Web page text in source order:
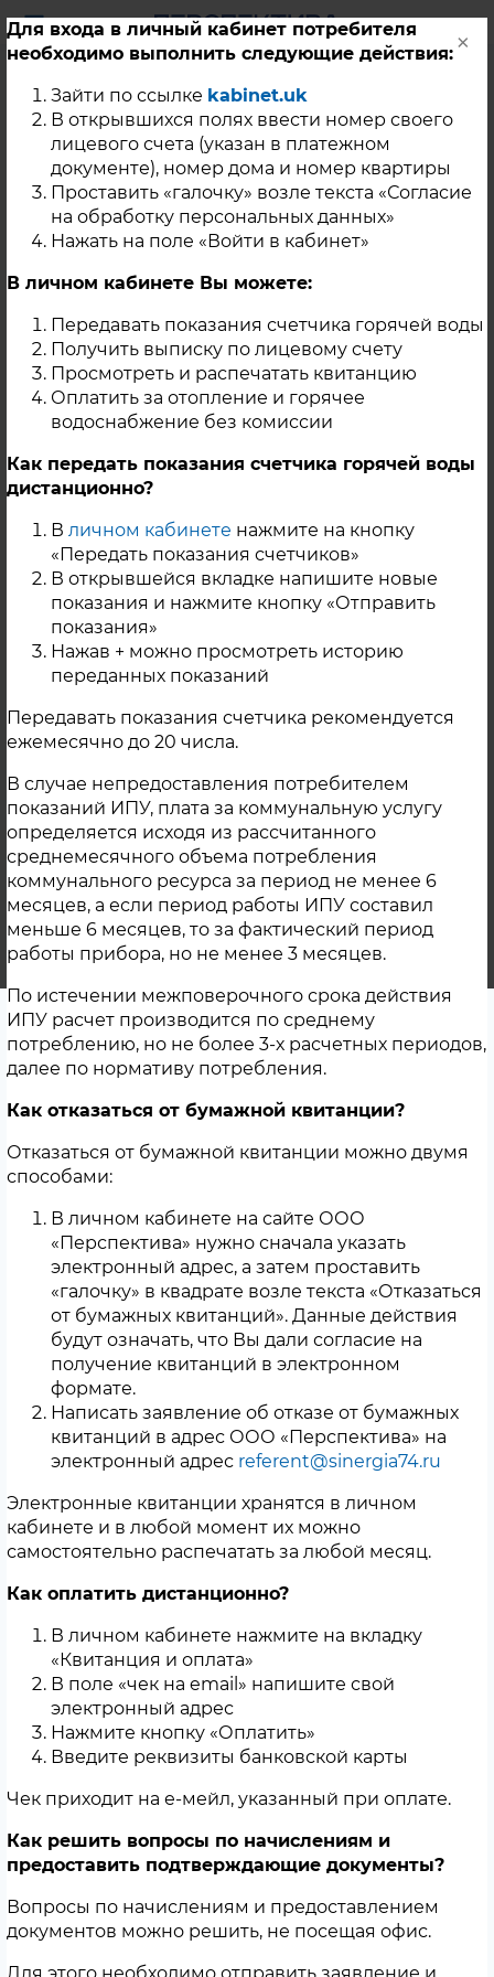
Для входа в личный кабинет потребителя
необходимо выполнить следующие действия:
Зайти по ссылке kabinet.uk
В открывшихся полях ввести номер своего
лицевого счета (указан в платежном
документе), номер дома и номер квартиры
Проставить «галочку» возле текста «Согласие
на обработку персональных данных»
Нажать на поле «Войти в кабинет»
В личном кабинете Вы можете:
Передавать показания счетчика горячей воды
Получить выписку по лицевому счету
Просмотреть и распечатать квитанцию
Оплатить за отопление и горячее
водоснабжение без комиссии
Как передать показания счетчика горячей воды
дистанционно?
В личном кабинете нажмите на кнопку
«Передать показания счетчиков»
В открывшейся вкладке напишите новые
показания и нажмите кнопку «Отправить
показания»
Нажав + можно просмотреть историю
переданных показаний
Передавать показания счетчика рекомендуется
ежемесячно до 20 числа.
В случае непредоставления потребителем
показаний ИПУ, плата за коммунальную услугу
определяется исходя из рассчитанного
среднемесячного объема потребления
коммунального ресурса за период не менее 6
месяцев, а если период работы ИПУ составил
меньше 6 месяцев, то за фактический период
работы прибора, но не менее 3 месяцев.
По истечении межповерочного срока действия
ИПУ расчет производится по среднему
потреблению, но не более 3-х расчетных периодов,
далее по нормативу потребления.
Как отказаться от бумажной квитанции?
Отказаться от бумажной квитанции можно двумя
способами:
В личном кабинете на сайте ООО
«Перспектива» нужно сначала указать
электронный адрес, а затем проставить
«галочку» в квадрате возле текста «Отказаться
от бумажных квитанций». Данные действия
будут означать, что Вы дали согласие на
получение квитанций в электронном
формате.
Написать заявление об отказе от бумажных
квитанций в адрес ООО «Перспектива» на
электронный адрес referent@sinergia74.ru
Электронные квитанции хранятся в личном
кабинете и в любой момент их можно
самостоятельно распечатать за любой месяц.
Как оплатить дистанционно?
В личном кабинете нажмите на вкладку
«Квитанция и оплата»
В поле «чек на email» напишите свой
электронный адрес
Нажмите кнопку «Оплатить»
Введите реквизиты банковской карты
Чек приходит на е-мейл, указанный при оплате.
Как решить вопросы по начислениям и
предоставить подтверждающие документы?
Вопросы по начислениям и предоставлением
документов можно решить, не посещая офис.
×
Уважаемые жители г.
Карабаш!
19 Августа 2020
В связи с проведением ремонтных работ на участке
тепловой сети от ЦТП-2 до ТК 4 планируется
прекращение подачи теплоносителя на нужды ГВС с
22-00 21.08.2020г. до 12-00 23.08.2020г.
следующие потребители: - Контур ЦТП 2: ул.
Гагарина 1,3,5,6,7,8,9,10,11,12,14,16,2 (Д/С № 9); Ленина
19,22,24,28,30,31,33,34,35,36,37,38,39,41,42, 2а (ООО
Уралия); Островского 2а; Подлесная 6,8. - Контур ЦТП
1: ул. 23-й годовщины Октября 1 (д/с № 1). - Контур ЦТП
5: Поликлиника, ул. Кузнецова 6 (школа интернат);
г. Карабаш
Контактная информация